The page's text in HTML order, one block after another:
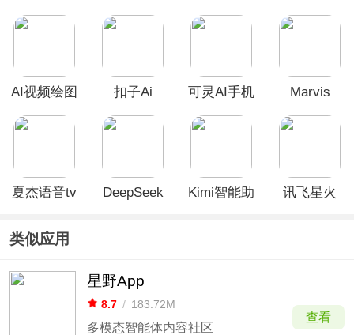
AI视频绘图
扣子Ai
可灵AI手机
Marvis
夏杰语音tv
DeepSeek
Kimi智能助
讯飞星火
类似应用
星野App
8.7 / 183.72M
多模态智能体内容社区
查看